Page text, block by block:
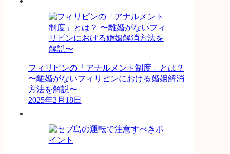
フィリピンの「アナルメント制度」とは？
〜離婚がないフィリピンにおける婚姻解消
方法を解説〜
2025年2月18日